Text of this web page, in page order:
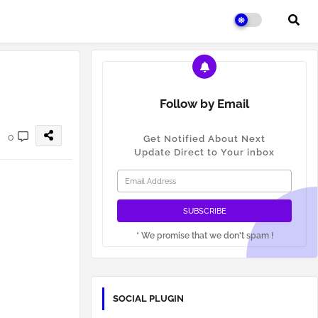
0
Follow by Email
Get Notified About Next
Update Direct to Your inbox
* We promise that we don't spam !
SOCIAL PLUGIN